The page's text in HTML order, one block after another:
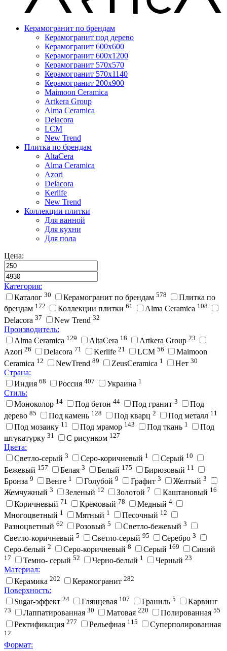
Керамогранит по брендам
Керамогранит под дерево
Керамогранит 600x600
Керамогранит 600x1200
Керамогранит 570x570
Керамогранит 570x1140
Керамогранит 200x900
Maimoon Ceramica
Artkera Group
Alma Ceramica
Delacora
LCM
New Trend
Плитка по брендам
AltaCera
Аlma Ceramica
Azori
Delacora
Kerlife
New Trend
Коллекции плитки
Для ванной
Для кухни
Для пола
Цена:
Категория:
Каталог 30 Керамогранит по брендам 578
Плитка по
брендам 172 Коллекции плитки 61 Alma Ceramica 108
Delacora 37 New Trend 32
Производитель:
Alma Ceramica 129 AltaCera 18 Artkera Group 23
Azori 26 Delacora 71 Kerlife 21 LCM 56
Maimoon
Ceramica 12 NewTrend 89 ZeusCeramica 1 Нет 30
Страна:
Индия 68 Россия 407 Украина 1
Стиль:
Моноколор 14 Под бетон 44 Под гранит 3
Под
дерево 85 Под камень 128 Под кварц 2 Под металл 11
Под мозаику 11 Под мрамор 143 Под ткань 1
Под
штукатурку 31 С рисунком 127
Цвета:
Cветло-серый 3 Cеро-коричневый 1 Cерый 10
Бежевый 157 Белая 3 Белый 175 Бирюзовый 11
Бронза 9 Венге 1 Голубой 9 Графит 3 Желтый 3
Жемчужный 3 Зеленый 12 Золотой 7 Каштановый 16
Коричневый 71 Кремовый 78 Медный 4
Многоцветный 1 Мятный 1 Песочный 12
Разноцветный 62 Розовый 5 Светло-бежевый 3
Светло-коричневый 5 Светло-серый 95 Серебро 3
Серо-белый 2 Серо-коричневый 8 Серый 169 Синий
17 Темно- серый 52 Черно-белый 1 Черный 23
Материал:
Керамика 202 Керамогранит 282
Поверхность:
Sugar-эффект 24 Глянцевая 107 Граниль 5 Карвинг
73 Лаппатированная 30 Матовая 220 Полированная 55
Ректификация 277 Рельефная 115 Суперполированная
12
Формат: